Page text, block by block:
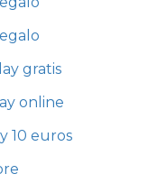
gratis
online
10 euros